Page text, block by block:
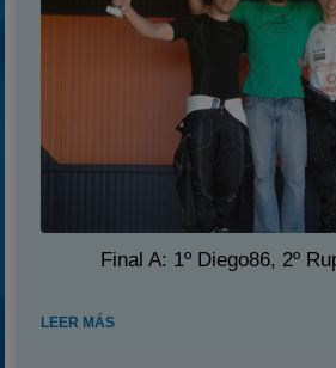
Final A: 1º Diego86, 2º
LEER MÁS